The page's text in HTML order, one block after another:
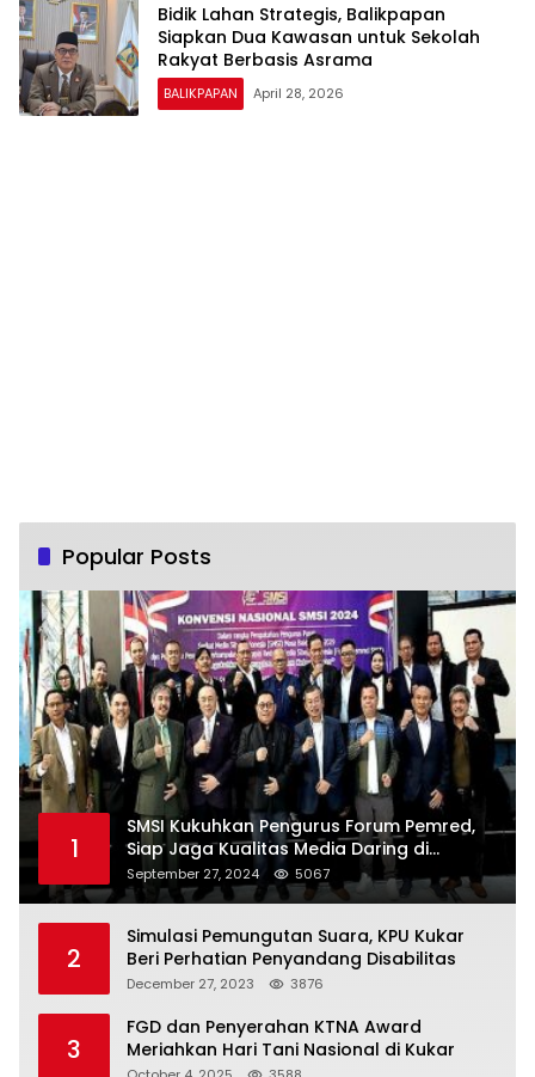
Bidik Lahan Strategis, Balikpapan
Siapkan Dua Kawasan untuk Sekolah
Rakyat Berbasis Asrama
BALIKPAPAN April 28, 2026
Popular Posts
1
SMSI Kukuhkan Pengurus Forum Pemred,
Siap Jaga Kualitas Media Daring di
Indonesia
September 27, 2024 5067
2
Simulasi Pemungutan Suara, KPU Kukar
Beri Perhatian Penyandang Disabilitas
December 27, 2023 3876
3
FGD dan Penyerahan KTNA Award
Meriahkan Hari Tani Nasional di Kukar